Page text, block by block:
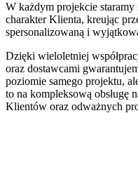
W każdym projekcie
charakter Klienta, kreując
spersonalizowaną i
Dzięki wieloletniej
oraz dostawcami
poziomie samego projektu,
to na kompleksową obsługę
Klientów oraz odważnych